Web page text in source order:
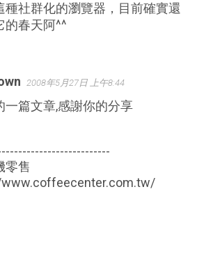
種社群化的瀏覽器，目前確實還
的春天阿^^
2008年5月27日 上午8:44
一篇文章,感謝你的分享
零售